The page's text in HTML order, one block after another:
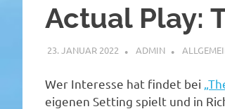
Actual Play:
23. JANUAR 2022 ADMIN
Wer Interesse hat findet bei
eigenen Setting spielt und in